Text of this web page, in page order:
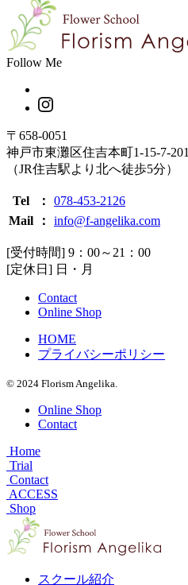
Follow Me
〒658-0051
神戸市東灘区住吉本町1-15-7-201
（JR住吉駅より北へ徒歩5分）
Tel ：
078-453-2126
Mail
： info@f-angelika.com
[受付時間] 9：00～21：00
[定休日] 日・月
Contact
Online Shop
HOME
プライバシーポリシー
© 2024 Florism Angelika.
Online Shop
Contact
Home
Trial
Contact
ACCESS
Shop
スクール紹介